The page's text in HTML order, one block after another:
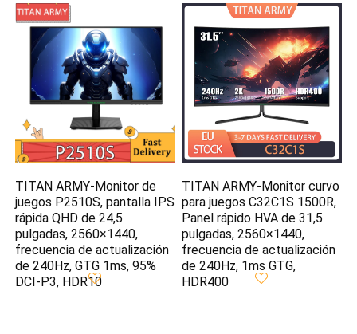
TITAN ARMY-Monitor de
juegos P2510S, pantalla IPS
rápida QHD de 24,5
pulgadas, 2560×1440,
frecuencia de actualización
de 240Hz, GTG 1ms, 95%
DCI-P3, HDR10
TITAN ARMY-Monitor curvo
para juegos C32C1S 1500R,
Panel rápido HVA de 31,5
pulgadas, 2560×1440,
frecuencia de actualización
de 240Hz, 1ms GTG,
HDR400